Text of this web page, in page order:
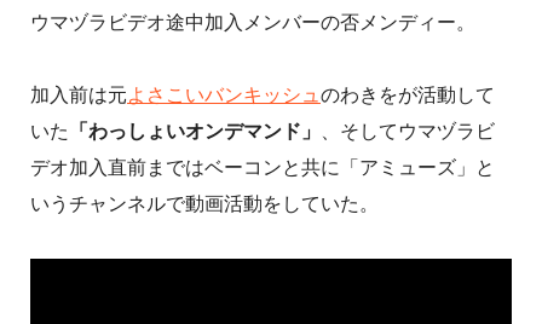
ウマヅラビデオ途中加入メンバーの否メンディー。
加入前は元よさこいバンキッシュ のわきをが活動して
いた
「わっしょいオンデマンド」
、そしてウマヅラビ
デオ加入直前まではベーコンと共に「アミューズ」と
いうチャンネルで動画活動をしていた。